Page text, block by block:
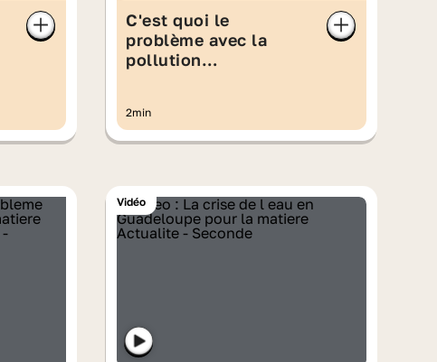
C'est quoi le
problème avec la
pollution
2min
Vidéo